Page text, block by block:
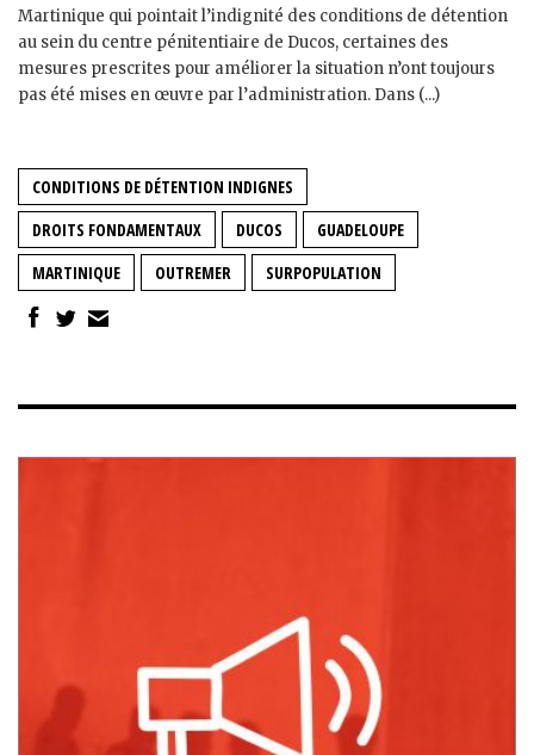
Martinique qui pointait l’indignité des conditions de détention
au sein du centre pénitentiaire de Ducos, certaines des
mesures prescrites pour améliorer la situation n’ont toujours
pas été mises en œuvre par l’administration. Dans (...)
CONDITIONS DE DÉTENTION INDIGNES
DROITS FONDAMENTAUX
DUCOS
GUADELOUPE
MARTINIQUE
OUTREMER SURPOPULATION